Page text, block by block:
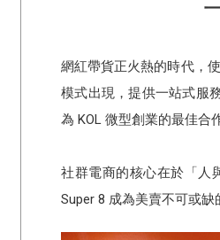
網紅帶貨正火熱的時代，
模式出現，提供一站式服
為 KOL 微型創業的最佳合
社群電商的核心在於「人
Super 8 成為美賣不可或缺